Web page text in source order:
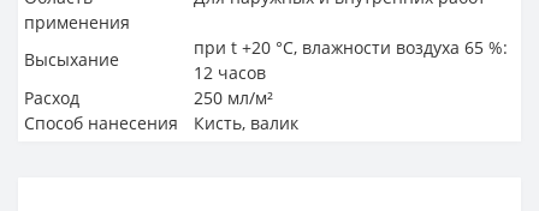
применения
Высыхание
при t +20 °C, влажности воздуха 65 %:
12 часов
Расход
250 мл/м²
Способ нанесения
Кисть, валик